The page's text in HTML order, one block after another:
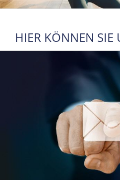
HIER KÖNNEN SIE